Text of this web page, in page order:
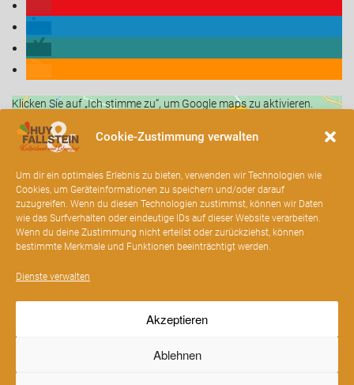
Cookie-Zustimmung verwalten
Um dir ein optimales Erlebnis zu bieten, verwenden wir Technologien wie
Cookies, um Geräteinformationen zu speichern und/oder darauf
zuzugreifen. Wenn du diesen Technologien zustimmst, können wir Daten
wie das Surfverhalten oder eindeutige IDs auf dieser Website verarbeiten.
Wenn du deine Zustimmung nicht erteilst oder zurückziehst, können
bestimmte Merkmale und Funktionen beeinträchtigt werden.
Dienste verwalten
Akzeptieren
Ablehnen
Klicken Sie auf „Ich stimme zu“, um Google maps zu aktivieren.
Cookie-Richtlinie
Ich stimme zu